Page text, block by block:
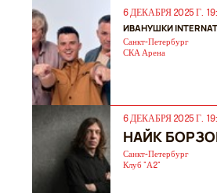
6 ДЕКАБРЯ 2025 Г.
ИВАНУШКИ
Санкт-Петербург
СКА Арена
6 ДЕКАБРЯ 2025 Г.
НАЙК
Санкт-Петербург
Клуб "А2"